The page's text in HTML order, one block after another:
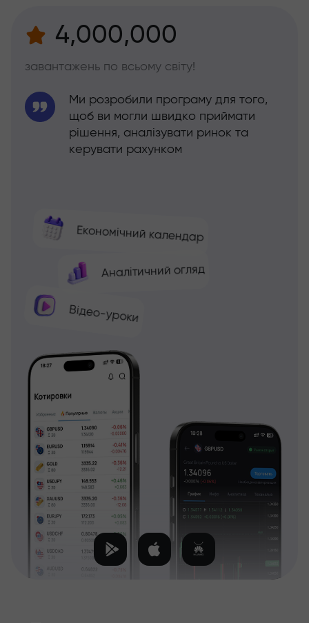
4,000,000
завантажень по всьому світу!
Економічний календар
Аналітичний огляд
Відео-уроки
Ми розробили програму для того,
щоб ви могли швидко приймати
рішення, аналізувати ринок та
керувати рахунком